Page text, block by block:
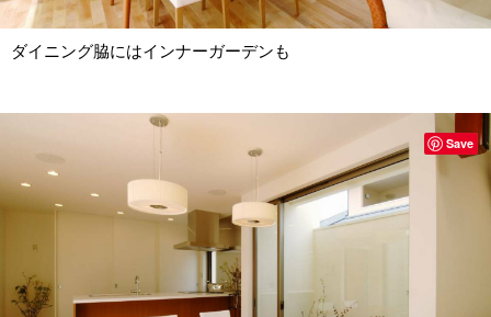
ダイニング脇にはインナーガーデンも
Save